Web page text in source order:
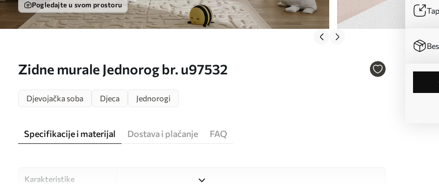
Pogledajte u svom prostoru
Zidne murale Jednorog br. u97532
Djevojačka soba Djeca Jednorogi
Specifikacije i materijal Dostava i plaćanje FAQ
Karakteristike